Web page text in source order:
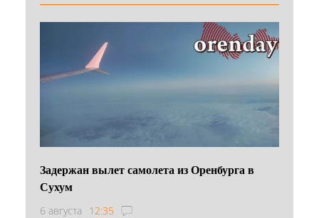
Задержан вылет самолета из Оренбурга в
Сухум
6 августа 12:35